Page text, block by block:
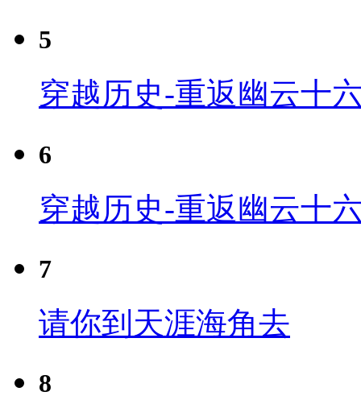
5
穿越历史-重返幽云十
6
穿越历史-重返幽云十
7
请你到天涯海角去
8